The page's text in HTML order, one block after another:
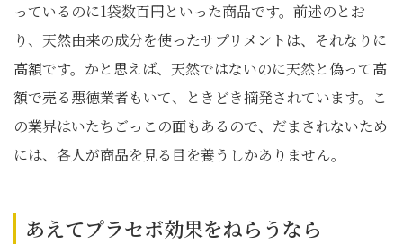
っているのに1袋数百円といった商品です。前述のとお
り、天然由来の成分を使ったサプリメントは、それなりに
高額です。かと思えば、天然ではないのに天然と偽って高
額で売る悪徳業者もいて、ときどき摘発されています。こ
の業界はいたちごっこの面もあるので、だまされないため
には、各人が商品を見る目を養うしかありません。
あえてプラセボ効果をねらうなら